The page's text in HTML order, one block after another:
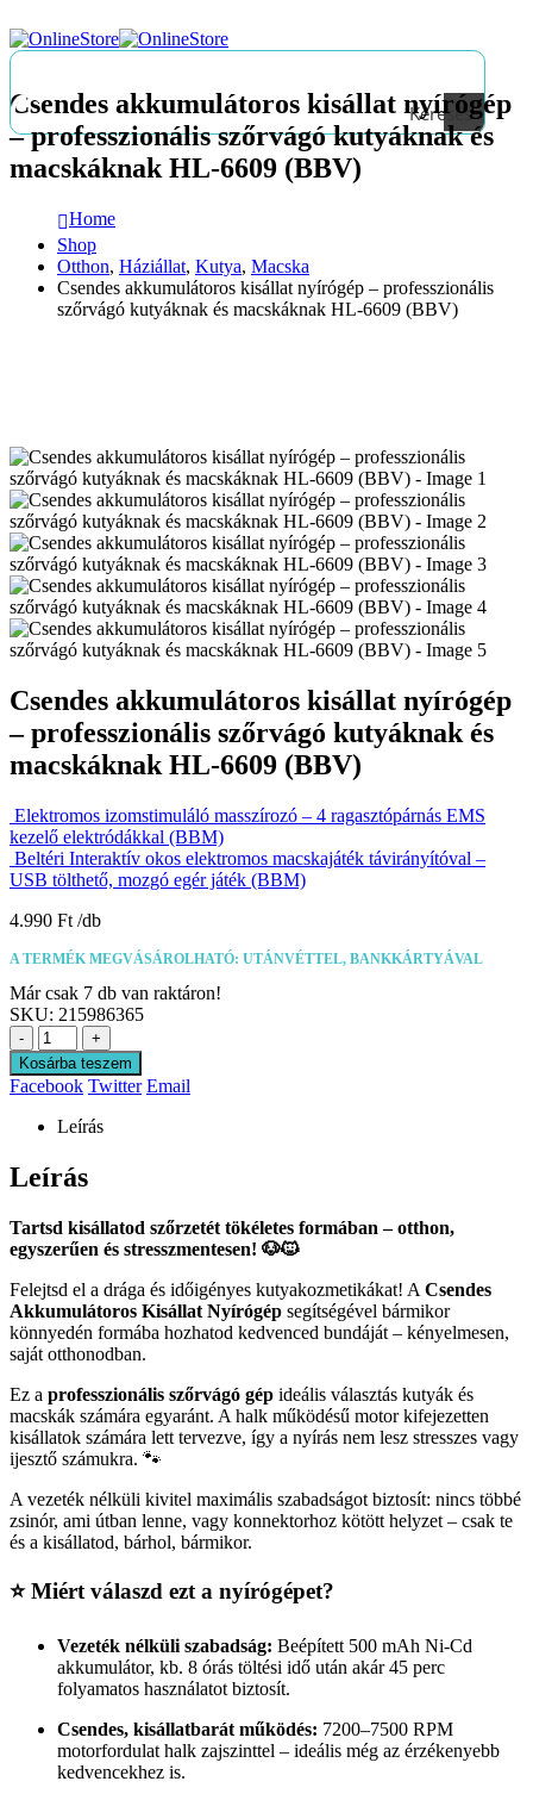
Keresés
Csendes akkumulátoros kisállat nyírógép
– professzionális szőrvágó kutyáknak és
macskáknak HL-6609 (BBV)
Home
Shop
Otthon, Háziállat, Kutya, Macska
Csendes akkumulátoros kisállat nyírógép – professzionális
szőrvágó kutyáknak és macskáknak HL-6609 (BBV)
Csendes akkumulátoros kisállat nyírógép
– professzionális szőrvágó kutyáknak és
macskáknak HL-6609 (BBV)
Elektromos izomstimuláló masszírozó – 4 ragasztópárnás EMS
kezelő elektródákkal (BBM)
Beltéri Interaktív okos elektromos macskajáték távirányítóval –
USB tölthető, mozgó egér játék (BBM)
4.990 Ft
A TERMÉK MEGVÁSÁROLHATÓ: UTÁNVÉTTEL, BANKKÁRTYÁVAL
Már csak 7 db van raktáron!
SKU: 215986365
-
+
Kosárba teszem
Facebook Twitter Email
Leírás
Leírás
Tartsd kisállatod szőrzetét tökéletes formában – otthon,
egyszerűen és stresszmentesen! 🐶🐱
Felejtsd el a drága és időigényes kutyakozmetikákat! A Csendes
Akkumulátoros Kisállat Nyírógép segítségével bármikor
könnyedén formába hozhatod kedvenced bundáját – kényelmesen,
saját otthonodban.
Ez a professzionális szőrvágó gép ideális választás kutyák és
macskák számára egyaránt. A halk működésű motor kifejezetten
kisállatok számára lett tervezve, így a nyírás nem lesz stresszes vagy
ijesztő számukra. 🐾
A vezeték nélküli kivitel maximális szabadságot biztosít: nincs többé
zsinór, ami útban lenne, vagy konnektorhoz kötött helyzet – csak te
és a kisállatod, bárhol, bármikor.
⭐ Miért válaszd ezt a nyírógépet?
Vezeték nélküli szabadság: Beépített 500 mAh Ni-Cd
akkumulátor, kb. 8 órás töltési idő után akár 45 perc
folyamatos használatot biztosít.
Csendes, kisállatbarát működés: 7200–7500 RPM
motorfordulat halk zajszinttel – ideális még az érzékenyebb
kedvencekhez is.